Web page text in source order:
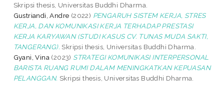
Skripsi thesis, Universitas Buddhi Dharma.
Gustriandi, Andre (2022) PENGARUH SISTEM KERJA, STRES
KERJA, DAN KOMUNIKASI KERJA TERHADAP PRESTASI
KERJA KARYAWAN (STUDI KASUS CV. TUNAS MUDA SAKTI,
TANGERANG). Skripsi thesis, Universitas Buddhi Dharma.
Gyani, Vina (2023) STRATEGI KOMUNIKASI INTERPERSONAL
BARISTA RUANG RUMI DALAM MENINGKATKAN KEPUASAN
PELANGGAN. Skripsi thesis, Universitas Buddhi Dharma.